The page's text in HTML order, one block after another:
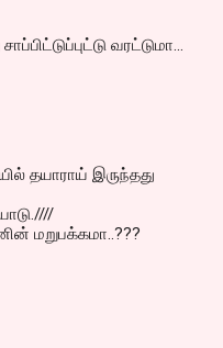
வரட்டுமா...
தயாராய் இருந்தது
மறுபக்கமா..???